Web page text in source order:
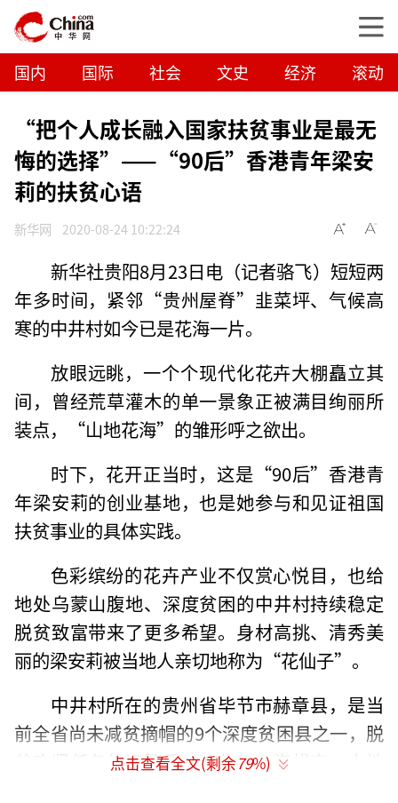
国内 国际 社会 文史 经济 滚动
“把个人成长融入国家扶贫事业是最无
悔的选择”——“90后”香港青年梁安
莉的扶贫心语
新华网 2020-08-24 10:22:24
新华社贵阳8月23日电（记者骆飞）短短两
年多时间，紧邻“贵州屋脊”韭菜坪、气候高
寒的中井村如今已是花海一片。
放眼远眺，一个个现代化花卉大棚矗立其
间，曾经荒草灌木的单一景象正被满目绚丽所
装点，“山地花海”的雏形呼之欲出。
时下，花开正当时，这是“90后”香港青
年梁安莉的创业基地，也是她参与和见证祖国
扶贫事业的具体实践。
色彩缤纷的花卉产业不仅赏心悦目，也给
地处乌蒙山腹地、深度贫困的中井村持续稳定
脱贫致富带来了更多希望。身材高挑、清秀美
丽的梁安莉被当地人亲切地称为“花仙子”。
中井村所在的贵州省毕节市赫章县，是当
前全省尚未减贫摘帽的9个深度贫困县之一，脱
贫攻坚任务依旧繁重。这些年，海拔高、土地
点击查看全文(剩余79%)